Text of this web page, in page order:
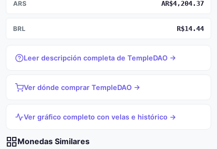
ARS AR$4,204.37
BRL R$14.44
Leer descripción completa de TempleDAO →
Ver dónde comprar TempleDAO →
Ver gráfico completo con velas e histórico →
Monedas Similares